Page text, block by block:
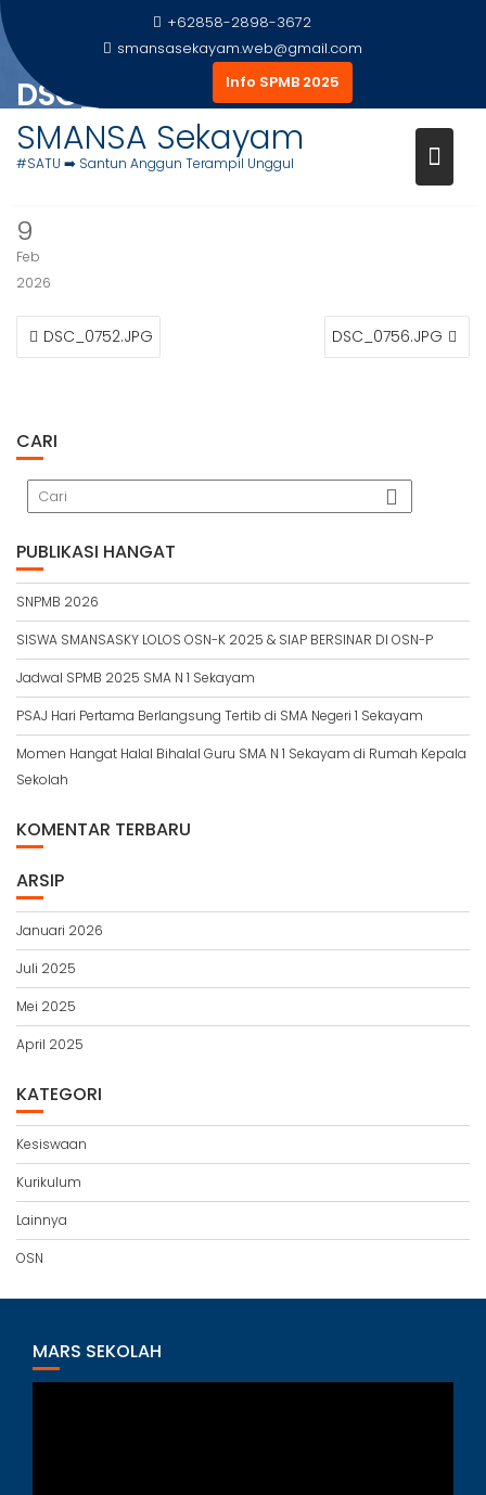
Skip
to
content
+62858-2898-3672
smansasekayam.web@gmail.com
Info SPMB 2025
SMANSA Sekayam
#SATU ➡️ Santun Anggun Terampil Unggul
DSC_0753.JPG
Home Foto Siswa DSC_0753.JPG
9
Feb
2026
NAVIGASI
POSDSC_0752.JPG DSC_0756.JPG
CARI
PUBLIKASI HANGAT
SNPMB 2026
SISWA SMANSASKY LOLOS OSN-K 2025 & SIAP BERSINAR DI OSN-P
Jadwal SPMB 2025 SMA N 1 Sekayam
PSAJ Hari Pertama Berlangsung Tertib di SMA Negeri 1 Sekayam
Momen Hangat Halal Bihalal Guru SMA N 1 Sekayam di Rumah Kepala
Sekolah
KOMENTAR TERBARU
ARSIP
Januari 2026
Juli 2025
Mei 2025
April 2025
KATEGORI
Kesiswaan
Kurikulum
Lainnya
OSN
MARS SEKOLAH